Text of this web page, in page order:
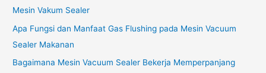
Mesin Vakum Sealer
Apa Fungsi dan Manfaat Gas Flushing pada Mesin Vacuum
Sealer Makanan
Bagaimana Mesin Vacuum Sealer Bekerja Memperpanjang